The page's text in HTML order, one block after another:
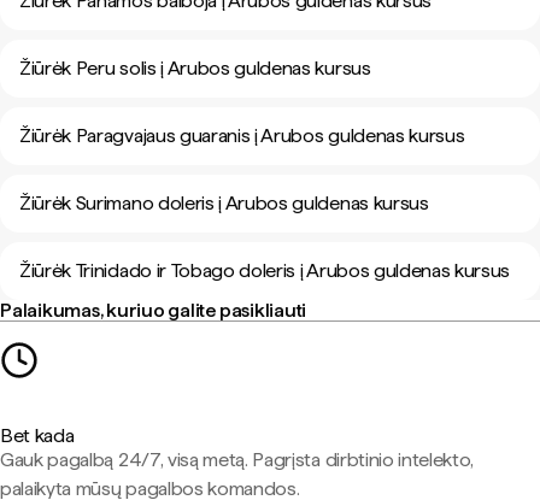
Žiūrėk Peru solis į Arubos guldenas kursus
Žiūrėk Paragvajaus guaranis į Arubos guldenas kursus
Žiūrėk Surimano doleris į Arubos guldenas kursus
Žiūrėk Trinidado ir Tobago doleris į Arubos guldenas kursus
Palaikumas, kuriuo galite pasikliauti
Bet kada
Gauk pagalbą 24/7, visą metą. Pagrįsta dirbtinio intelekto,
palaikyta mūsų pagalbos komandos.